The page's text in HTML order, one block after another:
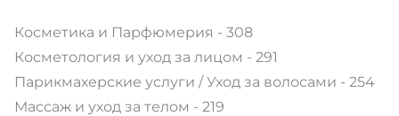
Косметика и Парфюмерия - 308
Косметология и уход за лицом - 291
Парикмахерские услуги / Уход за волосами - 254
Массаж и уход за телом - 219